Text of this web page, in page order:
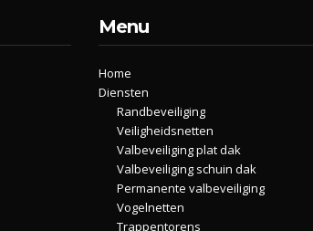
Menu
Home
Diensten
Randbeveiliging
Veiligheidsnetten
Valbeveiliging plat dak
Valbeveiliging schuin dak
Permanente valbeveiliging
Vogelnetten
Trappentorens